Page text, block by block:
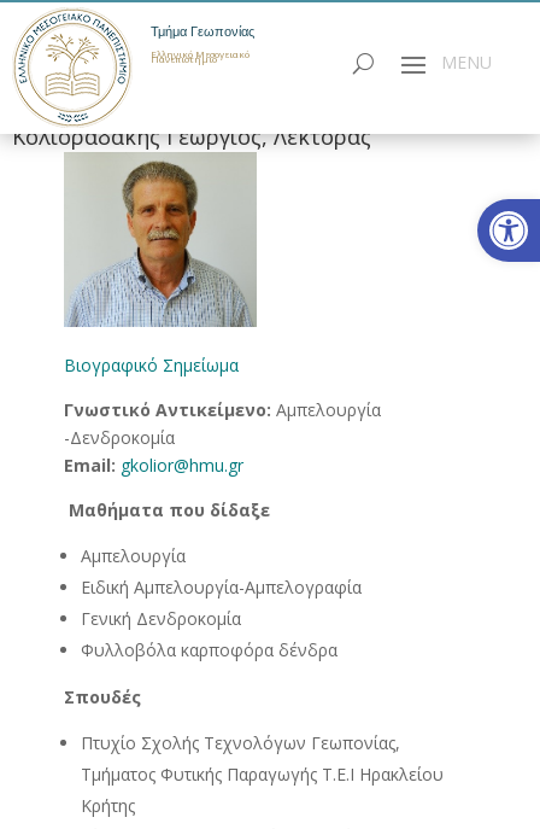
Τμήμα Γεωπονίας
Ελληνικό Μεσογειακό
Πανεπιστήμιο
Κολιοραδάκης Γεώργιος, Λέκτορας
Βιογραφικό Σημείωμα
Γνωστικό Αντικείμενο: Αμπελουργία
-Δενδροκομία
Email: gkolior@hmu.gr
Μαθήματα που δίδαξε
Αμπελουργία
Ειδική Αμπελουργία-Αμπελογραφία
Γενική Δενδροκομία
Φυλλοβόλα καρποφόρα δένδρα
Σπουδές
Πτυχίο Σχολής Τεχνολόγων Γεωπονίας,
Τμήματος Φυτικής Παραγωγής Τ.Ε.Ι Ηρακλείου
Κρήτης